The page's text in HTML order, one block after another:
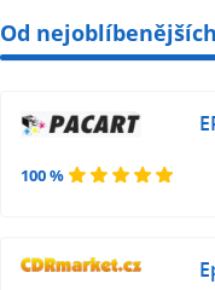
Od nejoblíbenějších
100 %